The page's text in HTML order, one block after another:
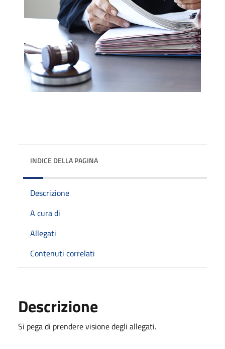
INDICE DELLA PAGINA
Descrizione
A cura di
Allegati
Contenuti correlati
Descrizione
Si pega di prendere visione degli allegati.